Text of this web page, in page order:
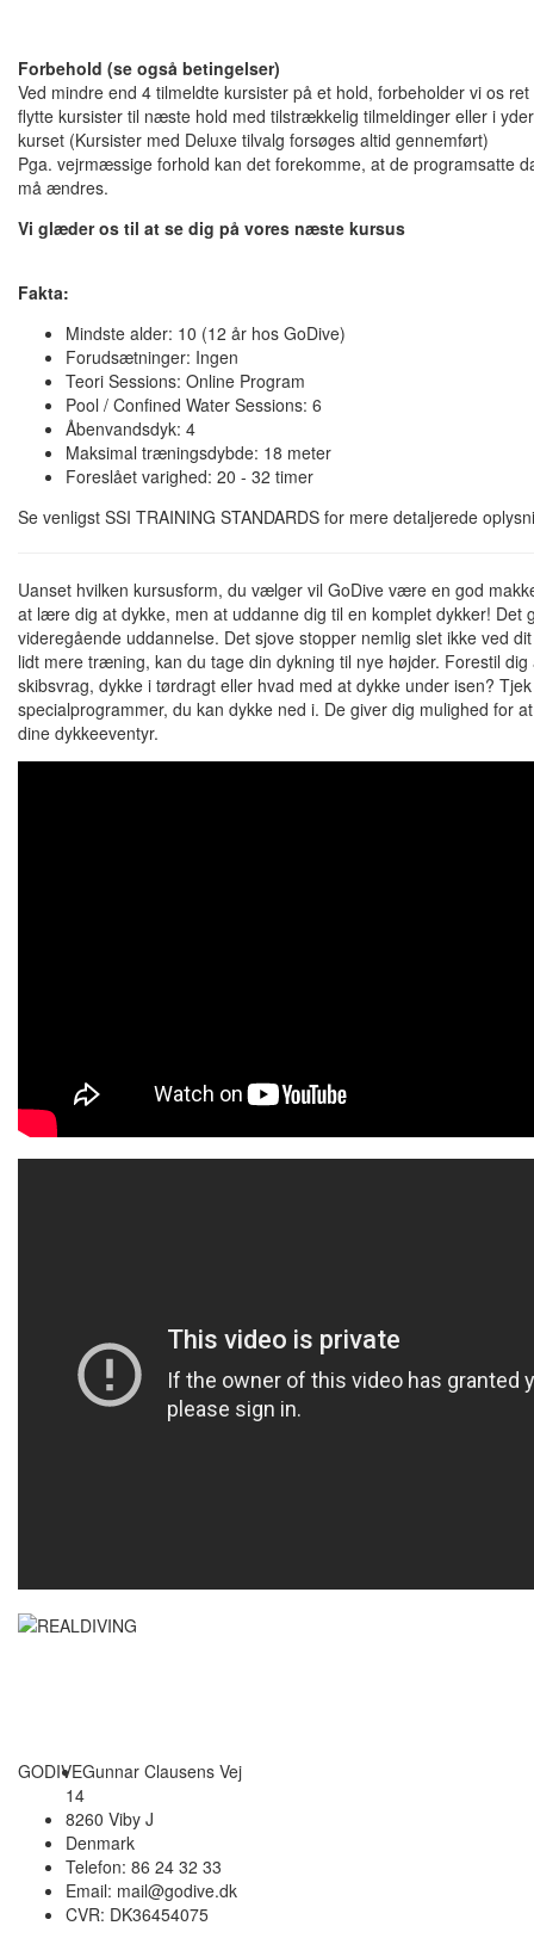
Forbehold (se også betingelser)
Ved mindre end 4 tilmeldte kursister på et hold, forbeholder vi os
flytte kursister til næste hold med tilstrækkelig tilmeldinger eller i
kurset (Kursister med Deluxe tilvalg forsøges altid gennemført)
Pga. vejrmæssige forhold kan det forekomme, at de programsatte
må ændres.
Vi glæder os til at se dig på vores
Fakta:
Mindste alder: 10 (12 år hos GoDive)
Forudsætninger: Ingen
Teori Sessions: Online Program
Pool / Confined Water Sessions: 6
Åbenvandsdyk: 4
Maksimal træningsdybde: 18 meter
Foreslået varighed: 20 - 32 timer
Se venligst SSI TRAINING STANDARDS for mere detaljerede
Uanset hvilken kursusform, du vælger vil GoDive være en god
at lære dig at dykke, men at uddanne dig til en komplet dykker! Det
videregående uddannelse. Det sjove stopper nemlig slet ikke ved
lidt mere træning, kan du tage din dykning til nye højder. Forestil
skibsvrag, dykke i tørdragt eller hvad med at dykke under isen?
specialprogrammer, du kan dykke ned i. De giver dig mulighed for
dine dykkeeventyr.
GODIVEGunnar Clausens Vej
14
8260 Viby J
Denmark
Telefon: 86 24 32 33
Email: mail@godive.dk
CVR: DK36454075